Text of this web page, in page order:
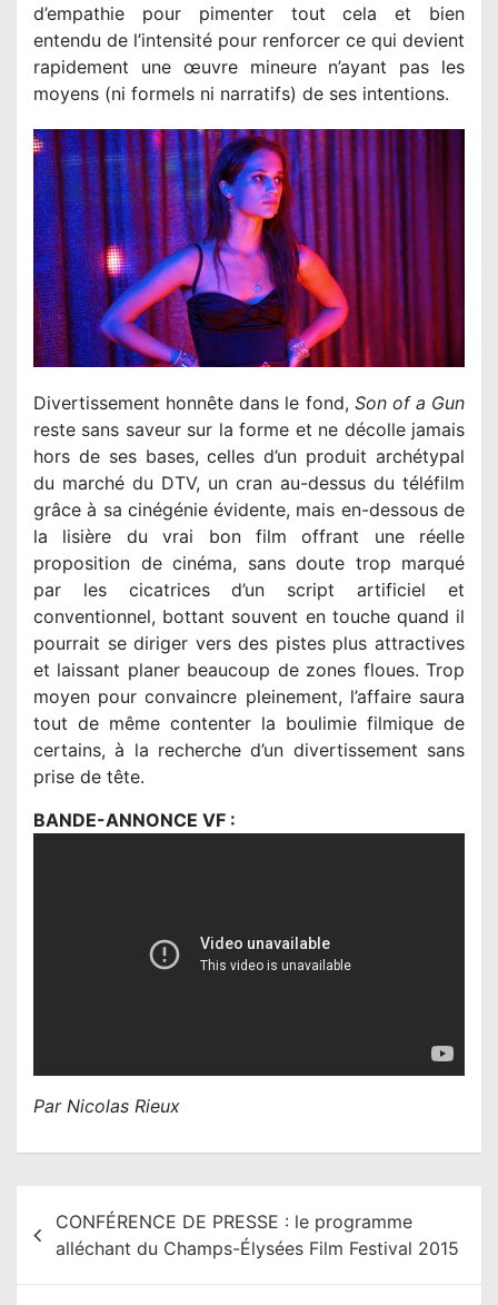
d’empathie pour pimenter tout cela et bien
entendu de l’intensité pour renforcer ce qui devient
rapidement une œuvre mineure n’ayant pas les
moyens (ni formels ni narratifs) de ses intentions.
Divertissement honnête dans le fond, Son of a Gun
reste sans saveur sur la forme et ne décolle jamais
hors de ses bases, celles d’un produit archétypal
du marché du DTV, un cran au-dessus du téléfilm
grâce à sa cinégénie évidente, mais en-dessous de
la lisière du vrai bon film offrant une réelle
proposition de cinéma, sans doute trop marqué
par les cicatrices d’un script artificiel et
conventionnel, bottant souvent en touche quand il
pourrait se diriger vers des pistes plus attractives
et laissant planer beaucoup de zones floues. Trop
moyen pour convaincre pleinement, l’affaire saura
tout de même contenter la boulimie filmique de
certains, à la recherche d’un divertissement sans
prise de tête.
BANDE-ANNONCE VF :
Par Nicolas Rieux
CONFÉRENCE DE PRESSE : le programme
alléchant du Champs-Élysées Film Festival 2015